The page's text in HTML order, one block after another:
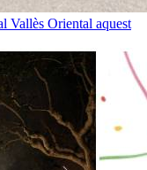
Vallès Oriental aquest